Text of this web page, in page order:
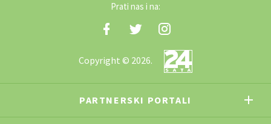
Prati nas i na:
Copyright © 2026.
PARTNERSKI PORTALI